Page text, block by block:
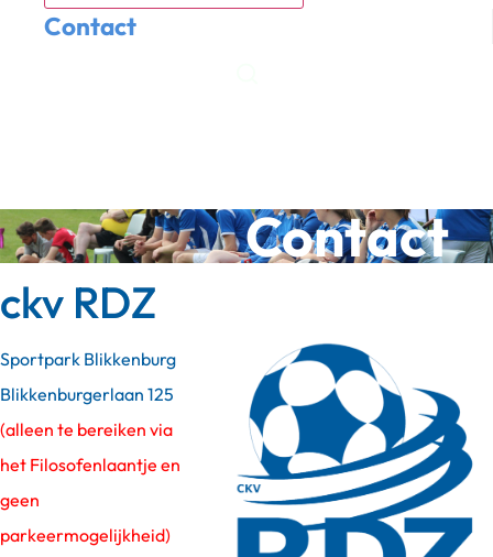
Contact
Contact
ckv RDZ
Sportpark Blikkenburg
Blikkenburgerlaan 125
(alleen te bereiken via
het Filosofenlaantje en
geen
parkeermogelijkheid)